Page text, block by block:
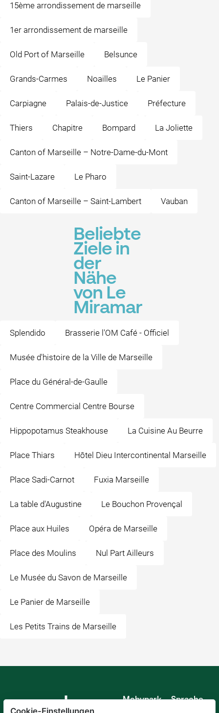
15ème arrondissement de marseille
1er arrondissement de marseille
Old Port of Marseille Belsunce
Grands-Carmes Noailles Le Panier
Carpiagne Palais-de-Justice Préfecture
Thiers Chapitre Bompard La Joliette
Canton of Marseille – Notre-Dame-du-Mont
Saint-Lazare Le Pharo
Canton of Marseille – Saint-Lambert Vauban
Beliebte
Ziele in
der
Nähe
von Le
Miramar
Splendido Brasserie l'OM Café - Officiel
Musée d'histoire de la Ville de Marseille
Place du Général-de-Gaulle
Centre Commercial Centre Bourse
Hippopotamus Steakhouse La Cuisine Au Beurre
Place Thiars Hôtel Dieu Intercontinental Marseille
Place Sadi-Carnot Fuxia Marseille
La table d'Augustine Le Bouchon Provençal
Place aux Huiles Opéra de Marseille
Place des Moulins Nul Part Ailleurs
Le Musée du Savon de Marseille
Le Panier de Marseille
Les Petits Trains de Marseille
Mobypark
Sprache
Cookie-Einstellungen